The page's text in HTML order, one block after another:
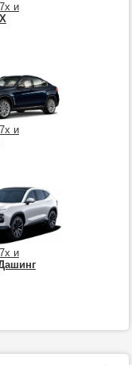
и
и
и